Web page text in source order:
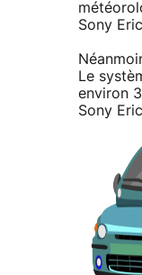
Sony
Le
environ
Sony